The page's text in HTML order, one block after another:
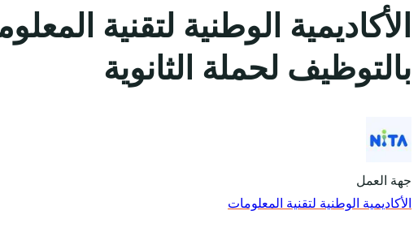
الأكاديمية الوطنية لتقنية
بالتوظيف لحملة الثانوية
جهة العمل
الأكاديمية الوطنية لتقنية المعلومات